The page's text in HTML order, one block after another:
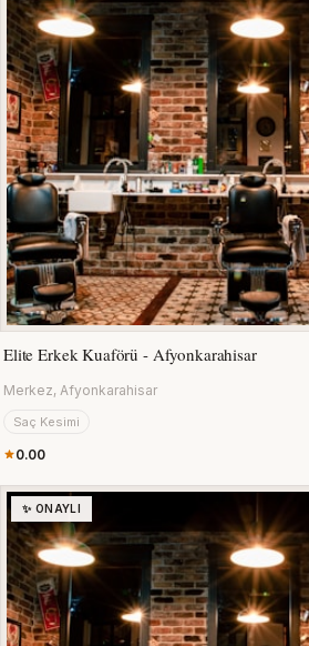
Elite Erkek Kuaförü - Afyonkarahisar
Merkez, Afyonkarahisar
Saç Kesimi
0.00
✨ ONAYLI